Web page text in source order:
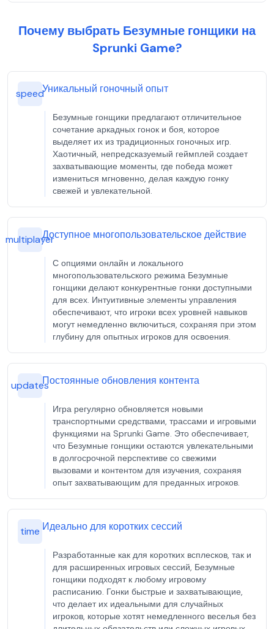
Почему выбрать Безумные гонщики на
Sprunki Game?
speedУникальный гоночный опыт
Безумные гонщики предлагают отличительное
сочетание аркадных гонок и боя, которое
выделяет их из традиционных гоночных игр.
Хаотичный, непредсказуемый геймплей создает
захватывающие моменты, где победа может
измениться мгновенно, делая каждую гонку
свежей и увлекательной.
multiplayerДоступное многопользовательское действие
С опциями онлайн и локального
многопользовательского режима Безумные
гонщики делают конкурентные гонки доступными
для всех. Интуитивные элементы управления
обеспечивают, что игроки всех уровней навыков
могут немедленно включиться, сохраняя при этом
глубину для опытных игроков для освоения.
updatesПостоянные обновления контента
Игра регулярно обновляется новыми
транспортными средствами, трассами и игровыми
функциями на Sprunki Game. Это обеспечивает,
что Безумные гонщики остаются увлекательными
в долгосрочной перспективе со свежими
вызовами и контентом для изучения, сохраняя
опыт захватывающим для преданных игроков.
time Идеально для коротких сессий
Разработанные как для коротких всплесков, так и
для расширенных игровых сессий, Безумные
гонщики подходят к любому игровому
расписанию. Гонки быстрые и захватывающие,
что делает их идеальными для случайных
игроков, которые хотят немедленного веселья без